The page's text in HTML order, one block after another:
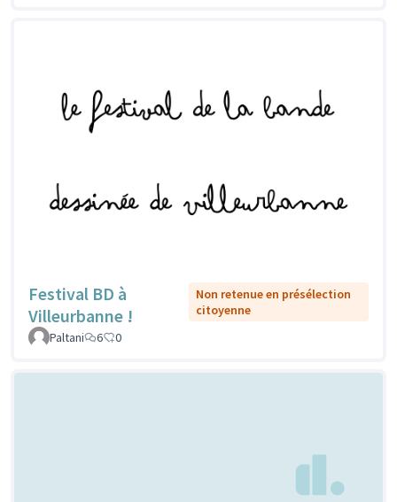
Festival BD à
Villeurbanne !
Non retenue en présélection
citoyenne
Paltani
6 0